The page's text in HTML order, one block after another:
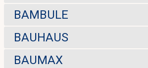
BAMBULE
BAUHAUS
BAUMAX